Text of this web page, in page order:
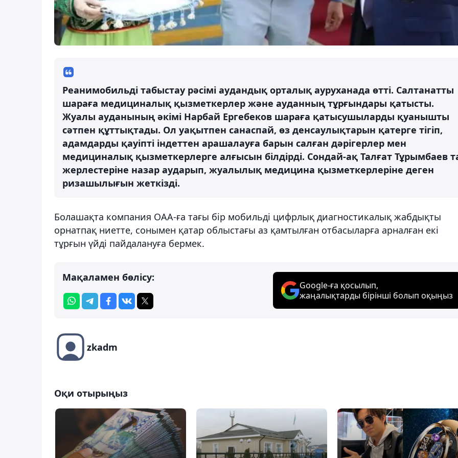
Реанимобильді табыстау рәсімі аудандық орталық ауруханада өтті. Салтанатты
шараға медициналық қызметкерлер және ауданның тұрғындары қатысты.
Жуалы ауданының әкімі Нарбай Ергебеков шараға қатысушыларды қуанышты
сәтпен құттықтады. Ол уақытпен санаспай, өз денсаулықтарын қатерге тігіп,
адамдарды қауіпті індеттен арашалауға барын салған дәрігерлер мен
медициналық қызметкерлерге алғысын білдірді. Сондай-ақ Талғат Тұрымбаев
жерлестеріне назар аударып, жуалылық медицина қызметкерлеріне деген
ризашылығын жеткізді.
Болашақта компания ОАА-ға тағы бір мобильді цифрлық диагностикалық жабдықты
орнатпақ ниетте, сонымен қатар облыстағы аз қамтылған отбасыларға арналған екі
тұрғын үйді пайдалануға бермек.
Мақаламен бөлісу:
Google-ға қосылып,
жаңалықтарды бірінші болып оқыңыз
zkadm
Оқи отырыңыз